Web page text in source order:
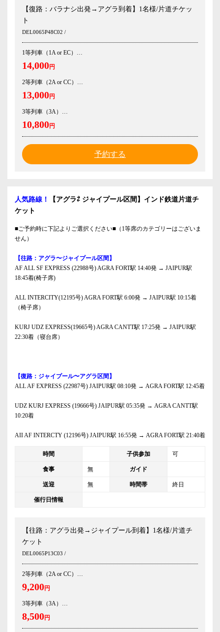
【復路：バラナシ出発→アグラ到着】1名様/片道チケッ
ト
DEL0065P48C02 /
1等列車（1A or EC）
14,000円
2等列車（2A or CC）
13,000円
3等列車（3A）
10,800円
予約する
人気路線！
【アグラ⇄ ジャイプール区間】インド鉄道片道チ
ケット
■ご予約時に下記よりご選択ください■（1等席のカテゴリーはございま
せん）
【往路：アグラ〜ジャイプール区間】
AF ALL SF EXPRESS (22988号) AGRA FORT駅 14:40発 → JAIPUR駅
18:45着(椅子席)
ALL INTERCITY(12195号) AGRA FORT駅 6:00発 → JAIPUR駅 10:15着
（椅子席）
KURJ UDZ EXPRESS(19665号) AGRA CANTT駅 17:25発 → JAIPUR駅
22:30着（寝台席）
【復路：ジャイプール〜アグラ区間】
ALL AF EXPRESS (22987号) JAIPUR駅 08:10発 → AGRA FORT駅 12:45着
UDZ KURJ EXPRESS (19666号) JAIPUR駅 05:35発 → AGRA CANTT駅
10:20着
AII AF INTERCTY (12196号) JAIPUR駅 16:55発 → AGRA FORT駅 21:40着
時間 子供参加 可
食事 無 ガイド
送迎 無 時間帯 終日
催行日情報
【往路：アグラ出発→ジャイプール到着】1名様/片道チ
ケット
DEL0065P13C03 /
2等列車（2A or CC）
9,200円
3等列車（3A）
8,500円